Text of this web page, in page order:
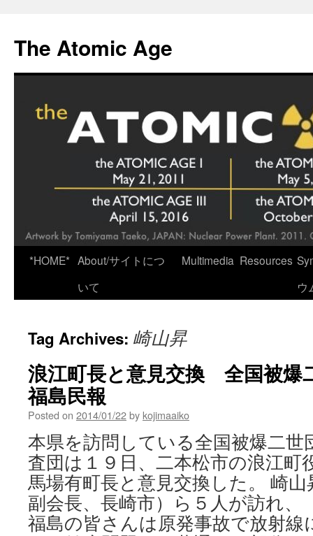
content
The Atomic Age
*HOME* About/サイトにつ
いて
Multimedia Resources
ウ
Tag Archives: 崎山昇
浪江町長と意見交換 全国被爆
福島民報
Posted on 2014/01/22by kojimaaiko
本県を訪問している全国被爆二世
査団は１９日、二本松市の浪江町
馬場有町長と意見交換した。 崎
副会長、長崎市）ら５人が訪れ、
福島の皆さんは原発事故で放射線